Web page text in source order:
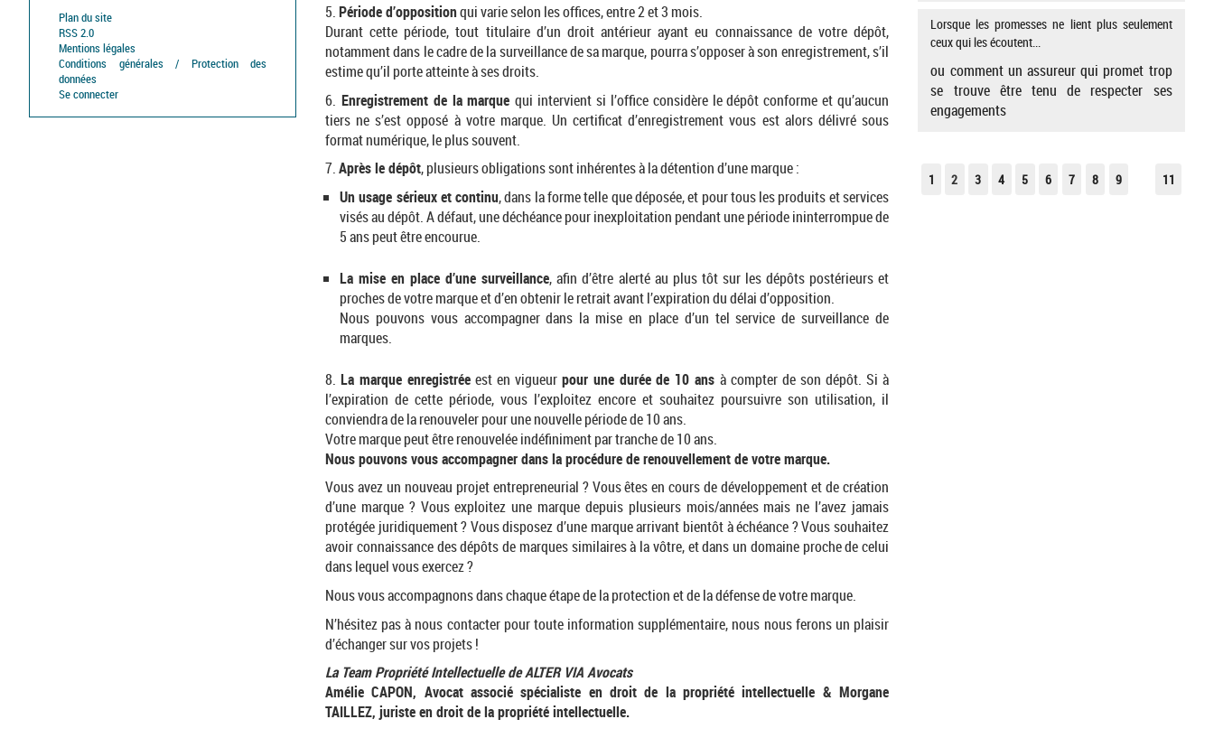
5.Période d’oppositionqui varie selon les offices, entre 2 et 3 mois.
Durant cette période, tout titulaire d’un droit antérieur ayant eu connaissance de votre dépôt,
notamment dans le cadre de la surveillance de sa marque, pourra s’opposer à son enregistrement, s’il
estime qu’il porte atteinte à ses droits.
6. Enregistrement de la marquequi intervient si l’office considère le dépôt conforme et qu’aucun
tiers ne s’est opposé à votre marque. Un certificat d’enregistrement vous est alors délivré sous
format numérique, le plus souvent.
7.Après le dépôt, plusieurs obligations sont inhérentes à la détention d’une marque :
Un usage sérieux et continu, dans la forme telle que déposée, et pour tous les produits et services
visés au dépôt. A défaut, une déchéance pour inexploitation pendant une période ininterrompue de
5 ans peut être encourue.
La mise en place d’une surveillance, afin d’être alerté au plus tôt sur les dépôts postérieurs et
proches de votre marque et d’en obtenir le retrait avant l’expiration du délai d’opposition.
Nous pouvons vous accompagner dans la mise en place d’un tel service de surveillance de
marques.
8. La marque enregistréeest en vigueur pour une durée de 10 ansà compter de son dépôt. Si à
l’expiration de cette période, vous l’exploitez encore et souhaitez poursuivre son utilisation, il
conviendra de la renouveler pour une nouvelle période de 10 ans.
Votre marque peut être renouvelée indéfiniment par tranche de 10 ans.
Nous pouvons vous accompagner dans la procédure de renouvellement de votre marque.
Vous avez un nouveau projet entrepreneurial ? Vous êtes en cours de développement et de création
d’une marque ? Vous exploitez une marque depuis plusieurs mois/années mais ne l’avez jamais
protégée juridiquement ? Vous disposez d’une marque arrivant bientôt à échéance ? Vous souhaitez
avoir connaissance des dépôts de marques similaires à la vôtre, et dans un domaine proche de celui
dans lequel vous exercez ?
Nous vous accompagnons dans chaque étape de la protection et de la défense de votre marque.
N’hésitez pas à nous contacter pour toute information supplémentaire, nous nous ferons un plaisir
d’échanger sur vos projets !
La Team Propriété Intellectuelle de ALTER VIA Avocats
Amélie CAPON, Avocat associé spécialiste en droit de la propriété intellectuelle & Morgane
TAILLEZ, juriste en droit de la propriété intellectuelle.
Lorsque les promesses ne lient plus seulement
ceux qui les écoutent...
ou comment un assureur qui promet trop
se trouve être tenu de respecter ses
engagements
1 2 3 4 5 6 7 8 9 11
FacebookTwitter
Plan du site
RSS 2.0
Mentions légales
Conditions générales / Protection des
données
Se connecter